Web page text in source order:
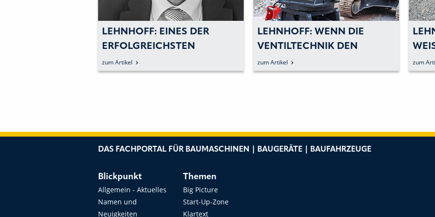
LEHNHOFF: WENN DIE
VENTILTECHNIK DEN
UNTERSCHIED MACHT
zum Artikel
LEHNHOFF: LEONHARD
WEISS SETZT AUF »DOUBLE
LOCK«
zum Artikel zum
DAS FACHPORTAL FÜR BAUMASCHINEN | BAUGERÄTE | BAUFAHRZEUGE
Blickpunkt
Allgemein - Aktuelles
Namen und
Neuigkeiten
Themen
Big Picture
Start-Up-Zone
Klartext